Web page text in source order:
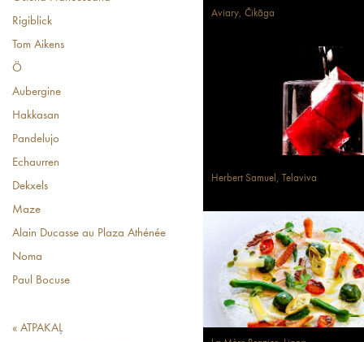
Rigiblick
Tom Aikens
Ö
Aubergine
Hakkasan
Pandelujo
Echaurren
Dekxels
Maze
Alain Ducasse au Plaza Athénée
Noma
Paul Bocuse
« ATPAKAĻ
Aviary, Čikāga
Herbert Samuel, Telaviva